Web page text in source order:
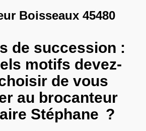
Boisseaux 45480
de succession :
motifs devez-
de vous
au brocanteur
Stéphane ?